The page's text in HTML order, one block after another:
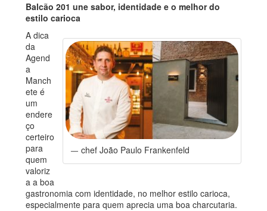
Balcão 201 une sabor, identidade e o melhor do
estilo carioca
chef João Paulo Frankenfeld
A dica
da
Agend
a
Manch
ete é
um
endere
ço
certeiro
para
quem
valoriz
a a boa
gastronomia com identidade, no melhor estilo carioca,
especialmente para quem aprecia uma boa charcutaria.